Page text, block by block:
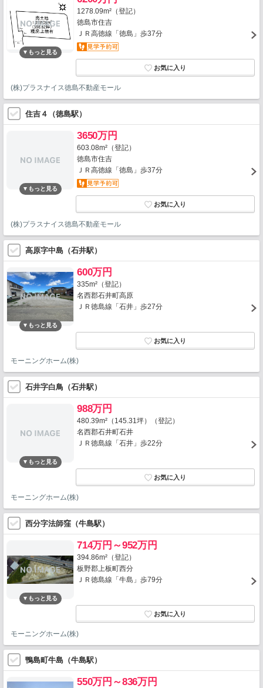
1278.09m²（登記）
徳島市住吉
ＪＲ高徳線「徳島」歩37分
(株)プラスナイス徳島不動産モール
住吉４（徳島駅）
3650万円
603.08m²（登記）
徳島市住吉
ＪＲ高徳線「徳島」歩37分
(株)プラスナイス徳島不動産モール
高原字中島（石井駅）
600万円
335m²（登記）
名西郡石井町高原
ＪＲ徳島線「石井」歩27分
モーニングホーム(株)
石井字白鳥（石井駅）
988万円
480.39m²（145.31坪）（登記）
名西郡石井町石井
ＪＲ徳島線「石井」歩22分
モーニングホーム(株)
西分字法師窪（牛島駅）
714万円～952万円
394.86m²（登記）
板野郡上板町西分
ＪＲ徳島線「牛島」歩79分
モーニングホーム(株)
鴨島町牛島（牛島駅）
550万円～836万円